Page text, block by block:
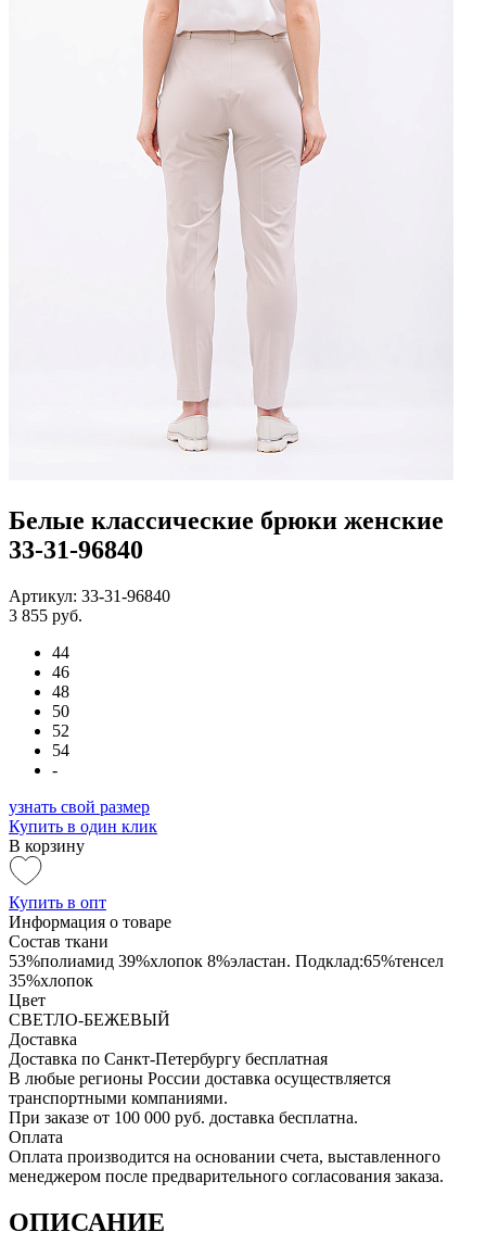
Белые классические брюки женские
33-31-96840
Артикул: 33-31-96840
3 855 руб.
44
46
48
50
52
54
-
узнать свой размер
Купить в один клик
В корзину
Купить в опт
Информация о товаре
Состав ткани
53%полиамид 39%хлопок 8%эластан. Подклад:65%тенсел
35%хлопок
Цвет
СВЕТЛО-БЕЖЕВЫЙ
Доставка
Доставка по Санкт-Петербургу бесплатная
В любые регионы России доставка осуществляется
транспортными компаниями.
При заказе от 100 000 руб. доставка бесплатна.
Оплата
Оплата производится на основании счета, выставленного
менеджером после предварительного согласования заказа.
ОПИСАНИЕ